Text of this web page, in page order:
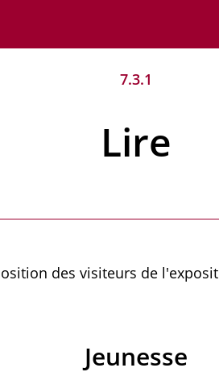
7.3.1
Lire
des visiteurs de
Jeunesse